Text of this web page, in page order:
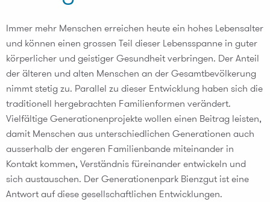
Immer mehr Menschen erreichen heute ein hohes Lebensalter
und können einen grossen Teil dieser Lebensspanne in guter
körperlicher und geistiger Gesundheit verbringen. Der Anteil
der älteren und alten Menschen an der Gesamtbevölkerung
nimmt stetig zu. Parallel zu dieser Entwicklung haben sich die
traditionell hergebrachten Familienformen verändert.
Vielfältige Generationenprojekte wollen einen Beitrag leisten,
damit Menschen aus unterschiedlichen Generationen auch
ausserhalb der engeren Familienbande miteinander in
Kontakt kommen, Verständnis füreinander entwickeln und
sich austauschen. Der Generationenpark Bienzgut ist eine
Antwort auf diese gesellschaftlichen Entwicklungen.